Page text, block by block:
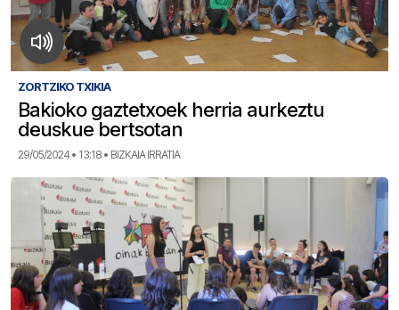
ZORTZIKO TXIKIA
Bakioko gaztetxoek herria aurkeztu
deuskue bertsotan
29/05/2024 • 13:18 • BIZKAIA IRRATIA